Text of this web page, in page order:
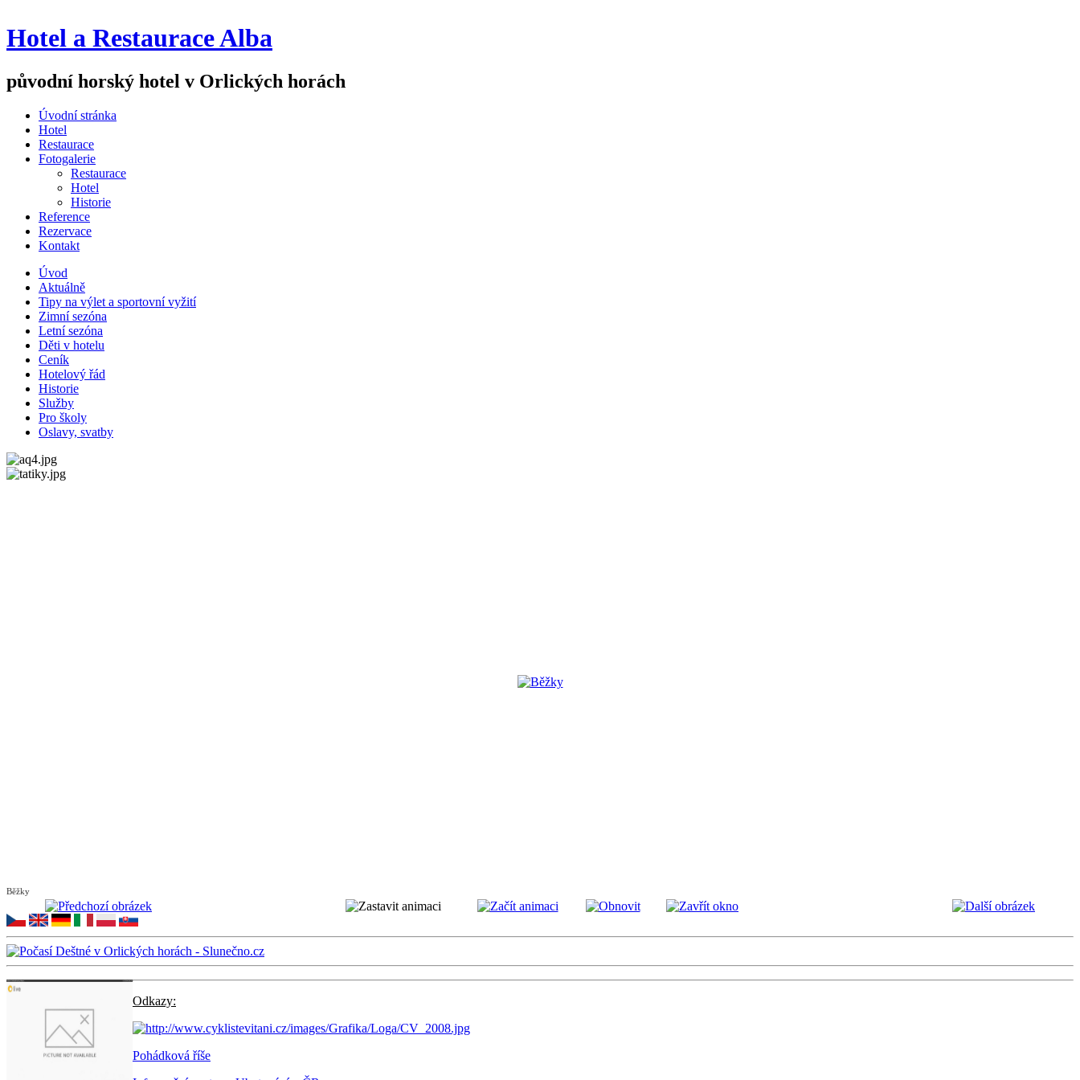
Hotel a Restaurace Alba
původní horský hotel v Orlických horách
Úvodní stránka
Hotel
Restaurace
Fotogalerie
Restaurace
Hotel
Historie
Reference
Rezervace
Kontakt
Úvod
Aktuálně
Tipy na výlet a sportovní vyžití
Zimní sezóna
Letní sezóna
Děti v hotelu
Ceník
Hotelový řád
Historie
Služby
Pro školy
Oslavy, svatby
Běžky
Odkazy:
Pohádková říše